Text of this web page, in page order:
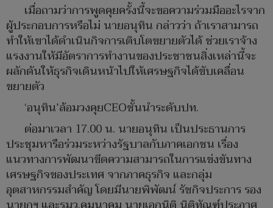
เมื่อถามว่าการพูดคุยครั้งนี้จะขอความร่วมมืออะไรจาก
ผู้ประกอบการหรือไม่ นายอนุทิน กล่าวว่า ถ้าเราสามารถ
ทำให้เขาได้ดำเนินกิจการเติบโตขยายตัวได้ ช่วยเราจ้าง
แรงงานให้มีอัตราการทำงานของประชาชนสิ่งเหล่านี้จะ
ผลักดันให้ธุรกิจเดินหน้าไปให้เศรษฐกิจได้ขับเคลื่อน
ขยายตัว
‘อนุทิน’ล้อมวงคุยCEOชั้นนำระดับปท.
ต่อมาเวลา 17.00 น. นายอนุทิน เป็นประธานการ
ประชุมหารือร่วมระหว่างรัฐบาลกับภาคเอกชน เรื่อง
แนวทางการพัฒนาขีดความสามารถในการแข่งขันทาง
เศรษฐกิจของประเทศ จากภาคธุรกิจ และกลุ่ม
อุตสาหกรรมสำคัญ โดยมีนายพิพัฒน์ รัชกิจประการ รอง